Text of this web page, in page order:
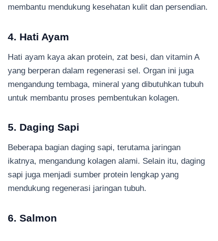
membantu mendukung kesehatan kulit dan persendian.
4. Hati Ayam
Hati ayam kaya akan protein, zat besi, dan vitamin A
yang berperan dalam regenerasi sel. Organ ini juga
mengandung tembaga, mineral yang dibutuhkan tubuh
untuk membantu proses pembentukan kolagen.
5. Daging Sapi
Beberapa bagian daging sapi, terutama jaringan
ikatnya, mengandung kolagen alami. Selain itu, daging
sapi juga menjadi sumber protein lengkap yang
mendukung regenerasi jaringan tubuh.
6. Salmon